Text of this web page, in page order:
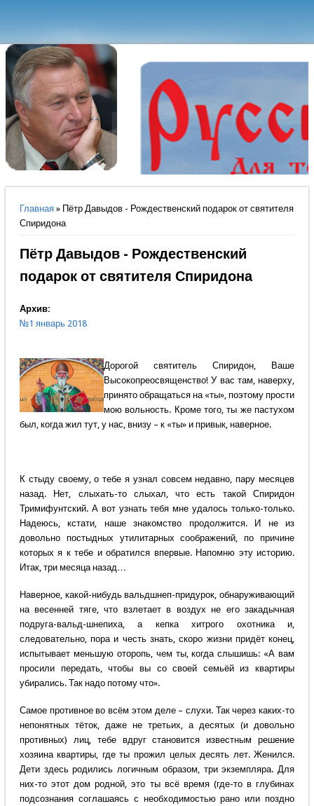
Вы здесь
Главная» Пётр Давыдов - Рождественский подарок от святителя
Спиридона
Пётр Давыдов - Рождественский
подарок от святителя Спиридона
Архив:
№1 январь 2018
Дорогой святитель Спиридон, Ваше
Высокопреосвященство! У вас там, наверху,
принято обращаться на «ты», поэтому прости
мою вольность. Кроме того, ты же пастухом
был, когда жил тут, у нас, внизу – к «ты» и привык, наверное.
К стыду своему, о тебе я узнал совсем недавно, пару месяцев
назад. Нет, слыхать-то слыхал, что есть такой Спиридон
Тримифунтский. А вот узнать тебя мне удалось только-только.
Надеюсь, кстати, наше знакомство продолжится. И не из
довольно постыдных утилитарных соображений, по причине
которых я к тебе и обратился впервые. Напомню эту историю.
Итак, три месяца назад…
Наверное, какой-нибудь вальдшнеп-придурок, обнаруживающий
на весенней тяге, что взлетает в воздух не его закадычная
подруга-вальд-шнепиха, а кепка хитрого охотника и,
следовательно, пора и честь знать, скоро жизни придёт конец,
испытывает меньшую оторопь, чем ты, когда слышишь: «А вам
просили передать, чтобы вы со своей семьёй из квартиры
убирались. Так надо потому что».
Самое противное во всём этом деле – слухи. Так через каких-то
непонятных тёток, даже не третьих, а десятых (и довольно
противных) лиц, тебе вдруг становится известным решение
хозяина квартиры, где ты прожил целых десять лет. Женился.
Дети здесь родились логичным образом, три экземпляра. Для
них-то этот дом родной, это ты всё время (где-то в глубинах
подсознания соглашаясь с необходимостью рано или поздно